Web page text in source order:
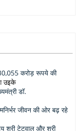
करोड़ रूपये की
उइके
डॉ.
जीवन की ओर बढ़ रहे
श्री टेटवाल और श्री